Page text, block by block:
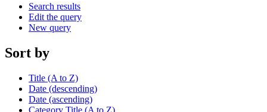
Search results
Edit the query
New query
Sort by
Title (A to Z)
Date (descending)
Date (ascending)
Category Title (A to Z)